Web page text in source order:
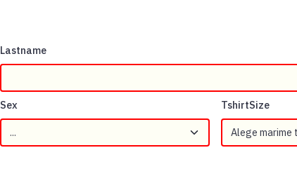
Lastname
Sex TshirtSize